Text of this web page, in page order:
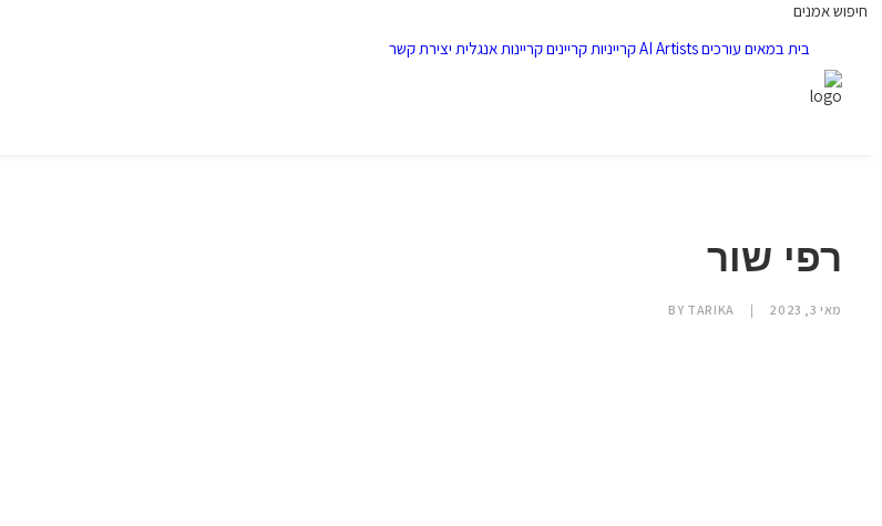
חיפוש אמנים
בית במאים עורכיםAI Artistsקרייניותקרייניםקריינות אנגלית יצירת קשר
רפי שור
מאי 3, 2023 |
BY TARIKA